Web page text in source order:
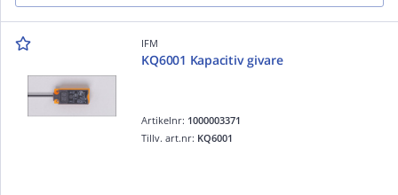
IFM
KQ6001 Kapacitiv givare
Artikelnr: 1000003371
Tillv. art.nr: KQ6001